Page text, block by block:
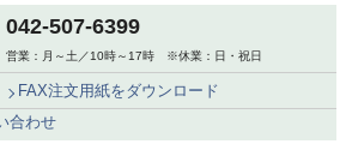
042-507-6399
営業：月～土／10時～17時 ※休業：日・祝日
FAX注文用紙をダウンロード
合わせ